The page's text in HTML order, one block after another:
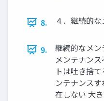
8. ４．継続的
9.
継続的なメン
メンテナン
トは吐き捨て
ンテナンス
在しない 大